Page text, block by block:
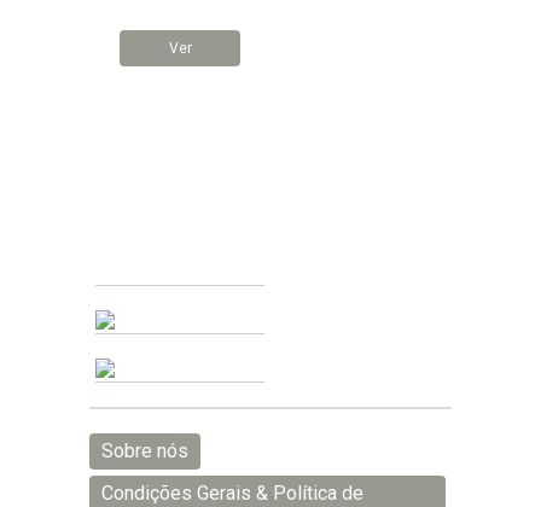
Ver
Sobre nós
Condições Gerais & Política de